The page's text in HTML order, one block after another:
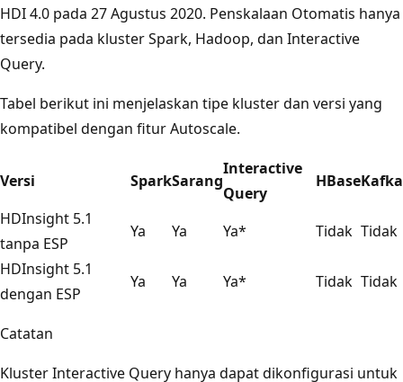
HDI 4.0 pada 27 Agustus 2020. Penskalaan Otomatis hanya
tersedia pada kluster Spark, Hadoop, dan Interactive
Query.
Tabel berikut ini menjelaskan tipe kluster dan versi yang
kompatibel dengan fitur Autoscale.
Versi SparkSarang
Interactive
Query
HBaseKafka
HDInsight 5.1
tanpa ESP
Ya Ya Ya* Tidak Tidak
HDInsight 5.1
dengan ESP
Ya Ya Ya* Tidak Tidak
Catatan
Kluster Interactive Query hanya dapat dikonfigurasi untuk